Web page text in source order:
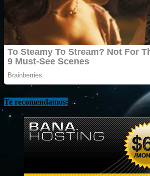
Te recomendamos: